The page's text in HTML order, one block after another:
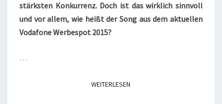
stärksten Konkurrenz. Doch ist das wirklich sinnvoll
und vor allem, wie heißt der Song aus dem aktuellen
Vodafone Werbespot 2015?
…
WEITERLESEN